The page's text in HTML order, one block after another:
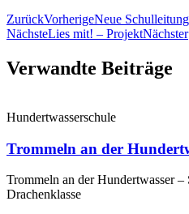
ZurückVorherigeNeue Schulleitung
NächsteLies mit! – ProjektNächster
Verwandte Beiträge
Hundertwasserschule
Trommeln an der
Trommeln an der Hundertwasser
Drachenklasse